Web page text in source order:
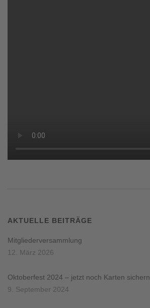
AKTUELLE BEITRÄGE
Mitgliederversammlung
12. März 2026
Oktoberfest 2024 – jetzt noch Karten sichern
9. September 2024